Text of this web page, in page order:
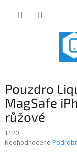
Pouzdro
MagSafe
růžové
1120
Průměrné
Neohodnoceno